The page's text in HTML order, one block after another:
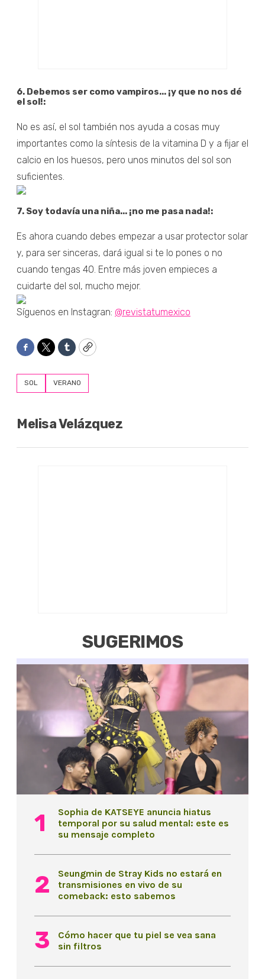
6. Debemos ser como vampiros... ¡y que no nos dé
el sol!:
No es así, el sol también nos ayuda a cosas muy
importantes como la síntesis de la vitamina D y a fijar el
calcio en los huesos, pero unos minutos del sol son
suficientes.
7. Soy todavía una niña... ¡no me pasa nada!:
Es ahora cuando debes empezar a usar protector solar
y, para ser sinceras, dará igual si te lo pones o no
cuando tengas 40. Entre más joven empieces a
cuidarte del sol, mucho mejor.
Síguenos en Instagran: @revistatumexico
Facebook
TwitterTumblrCopy
SOL VERANO
Melisa Velázquez
SUGERIMOS
Sophia de KATSEYE anuncia hiatus
temporal por su salud mental: este es
su mensaje completo
Seungmin de Stray Kids no estará en
transmisiones en vivo de su
comeback: esto sabemos
Cómo hacer que tu piel se vea sana
sin filtros